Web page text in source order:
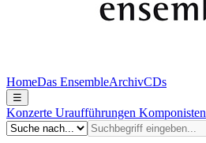
HomeDas EnsembleArchivCDs
☰
Konzerte Uraufführungen Komponisten